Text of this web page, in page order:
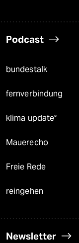
Podcast
bundestalk
fernverbindung
klima update°
Mauerecho
Freie Rede
reingehen
Newsletter